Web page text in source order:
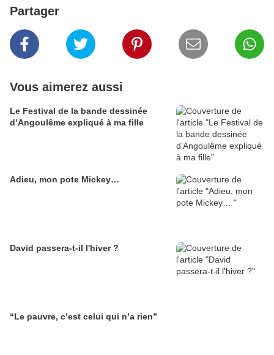
Partager
Vous aimerez aussi
Le Festival de la bande dessinée
d’Angoulême expliqué à ma fille
Adieu, mon pote Mickey…
David passera-t-il l'hiver ?
“Le pauvre, c’est celui qui n’a rien”